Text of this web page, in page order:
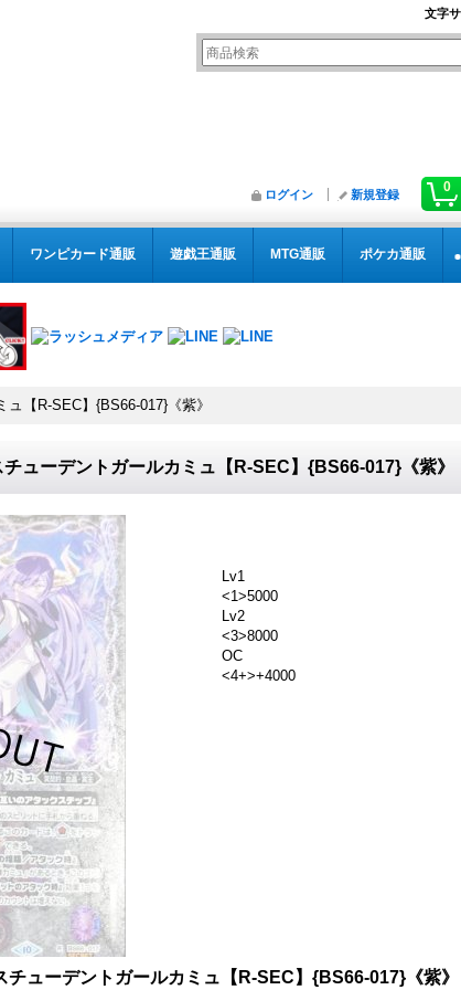
文字
0
ログイン 新規登録
ワンピカード通販 遊戯王通販 MTG通販 ポケカ通販
【R-SEC】{BS66-017}《紫》
ューデントガールカミュ【R-SEC】{BS66-017}《紫》
Lv1
<1>5000
Lv2
<3>8000
OC
<4+>+4000
ューデントガールカミュ【R-SEC】{BS66-017}《紫》